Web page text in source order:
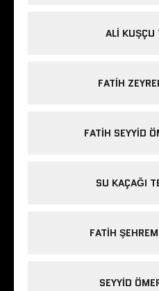
ALI KUŞÇU
FATIH
FATIH SEYYID
SU KAÇAĞI
FATIH
SEYYID